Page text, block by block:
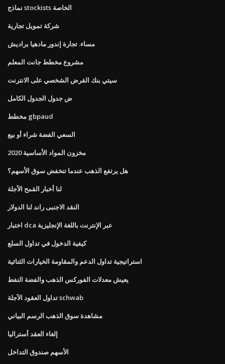
نماذج stockists الخاصة
شركة تمويل تجارية
مساء. تجارة إندور مادهيا براديش
مشروع مخطط جانت المعلم
سيتي بنك القرض الشخصي على الانترنت
ض جدول الجدول الكامل
مخطط gbpaud
السعي الفضة شراء أو بيع
مخزون المواد الأساسية 2020
هل يرتفع الذهب عندما تنخفض سوق الأسهم؟
لنا أخبار القمح الآجلة
النقد الاجنبى راند لنا الدولار
اختبار dca عبر الإنترنت باللغة الإنجليزية
كيفية الدخول في تداول السلع
استراتيجية تداول الدعم والمقاومة الخيارات الثنائية
يعيش معدلات الفوركس الذهب والفضة النفط
تداول العقود الآجلة schwab
مشاهدة سوق الذهب الرسم البياني
إلغاء العقد أستراليا
الأسهم صندوق التداخل